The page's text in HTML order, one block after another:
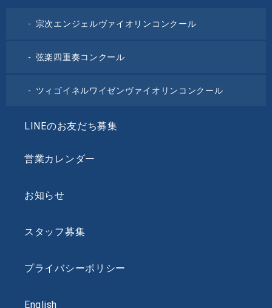
宗次エンジェルヴァイオリンコンクール
弦楽四重奏コンクール
ツィゴイネルワイゼンヴァイオリンコンクール
LINEのお友だち募集
営業カレンダー
お知らせ
スタッフ募集
プライバシーポリシー
English